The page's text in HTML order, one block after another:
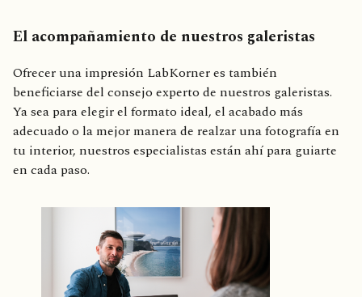
El acompañamiento de nuestros galeristas
Ofrecer una impresión LabKorner es también
beneficiarse del consejo experto de nuestros galeristas.
Ya sea para elegir el formato ideal, el acabado más
adecuado o la mejor manera de realzar una fotografía en
tu interior, nuestros especialistas están ahí para guiarte
en cada paso.